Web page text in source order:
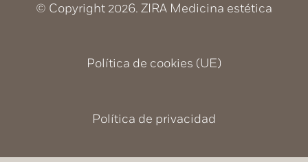
© Copyright 2026. ZIRA Medicina estética
Política de cookies (UE)
Política de privacidad